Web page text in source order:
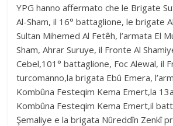
YPG hanno affermato che le Brigate
Al-Sham, il 16° battaglione, le brigate
Sultan Mihemed Al Fetêh, l’armata El
Sham, Ahrar Suruye, il Fronte Al
Cebel,101° battaglione, Foc Alewal, il
turcomanno,la brigata Ebû Emera,
Kombûna Festeqim Kema Emert,la
Kombûna Festeqim Kema Emert,il
Şemaliye e la brigata Nûreddîn Zenkî